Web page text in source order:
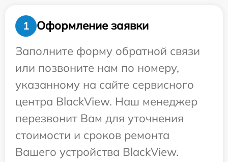
1
Оформление заявки
Заполните форму обратной связи
или позвоните нам по номеру,
указанному на сайте сервисного
центра BlackView. Наш менеджер
перезвонит Вам для уточнения
стоимости и сроков ремонта
Вашего устройства BlackView.